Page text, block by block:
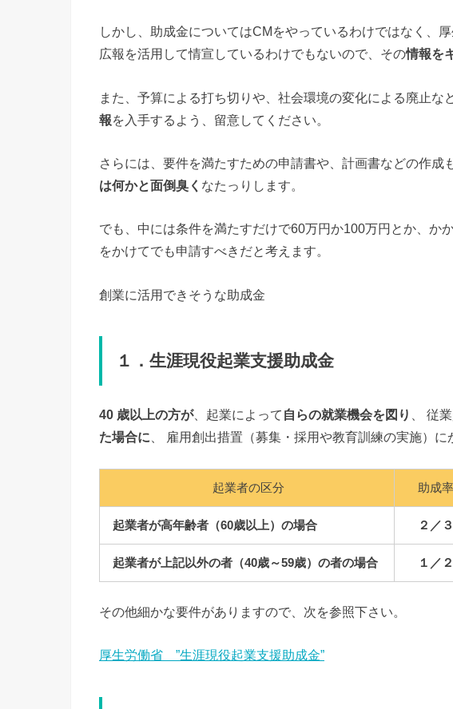
しかし、助成金についてはCMをやっているわけではなく、
広報を活用して情宣しているわけでもないので、その情報を
また、予算による打ち切りや、社会環境の変化による廃止な
報を入手するよう、留意してください。
さらには、要件を満たすための申請書や、計画書などの作成
は何かと面倒臭く なたっりします。
でも、中には条件を満たすだけで60万円か100万円とか、か
をかけてでも申請すべきだと考えます。
創業に活用できそうな助成金
１．生涯現役起業支援助成金
40 歳以上の方が、起業によって 自らの就業機会を図り 、 従
た場合に 、 雇用創出措置（募集・採用や教育訓練の実施）に
起業者の区分 助成率
起業者が高年齢者（60歳以上）の場合 ２／３
起業者が上記以外の者（40歳～59歳）の者の場合 １／２
その他細かな要件がありますので、次を参照下さい。
厚生労働省 ”生涯現役起業支援助成金”